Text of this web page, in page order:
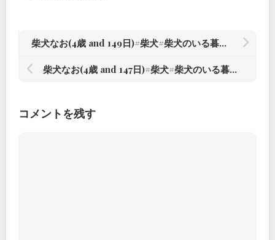
柴犬なお(4歳 and 149日)#柴犬#柴犬のいる暮らし #赤根川辰巳荘出身 – from Instagram
柴犬なお(4歳 and 147日)#柴犬#柴犬のいる暮らし #赤根川辰巳荘出身 – from Instagram
コメントを残す